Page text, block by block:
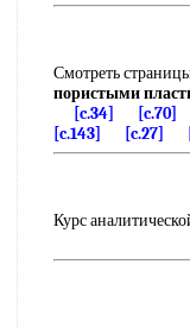
Смотреть
пористыми
[c.34]
[c.70]
[c.143]
[c.27]
Курс